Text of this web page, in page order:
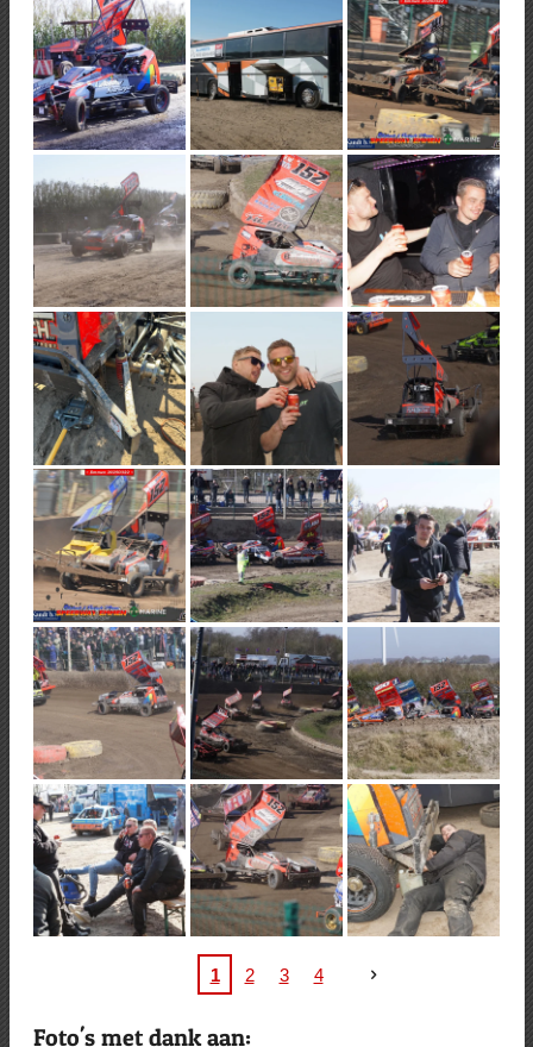
1 2 3 4
Foto's met dank aan: